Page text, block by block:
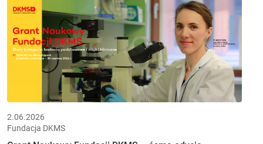
2.06.2026
Fundacja DKMS